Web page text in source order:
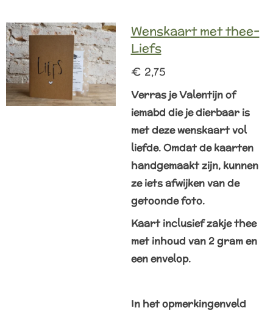
Wenskaart met thee-
Liefs
€ 2,75
Verras je Valentijn of
iemabd die je dierbaar is
met deze wenskaart vol
liefde. Omdat de kaarten
handgemaakt zijn, kunnen
ze iets afwijken van de
getoonde foto.
Kaart inclusief zakje thee
met inhoud van 2 gram en
een envelop.
In het opmerkingenveld